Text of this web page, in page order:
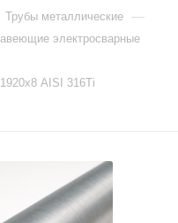
Трубы металлические —
электросварные
AISI 316Ti